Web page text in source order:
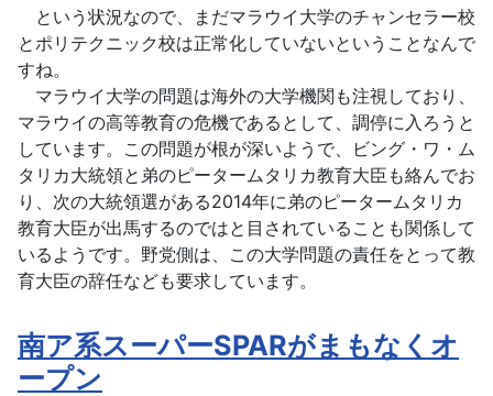
という状況なので、まだマラウイ大学のチャンセラー校
とポリテクニック校は正常化していないということなんで
すね。
マラウイ大学の問題は海外の大学機関も注視しており、
マラウイの高等教育の危機であるとして、調停に入ろうと
しています。この問題が根が深いようで、ビング・ワ・ム
タリカ大統領と弟のピータームタリカ教育大臣も絡んでお
り、次の大統領選がある2014年に弟のピータームタリカ
教育大臣が出馬するのではと目されていることも関係して
いるようです。野党側は、この大学問題の責任をとって教
育大臣の辞任なども要求しています。
南ア系スーパーSPARがまもなくオ
ープン